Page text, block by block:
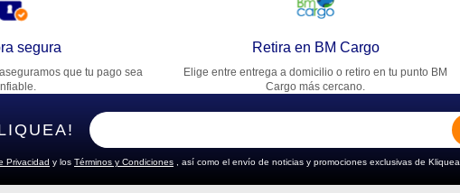
email
comentario
segura
que tu pago sea
Retira en BM Cargo
Elige entre entrega a domicilio o retiro en tu punto BM
Cargo más cercano.
Privacidad y los Términos y Condiciones , así como el envío de noticias y promociones exclusivas de Kliquea.